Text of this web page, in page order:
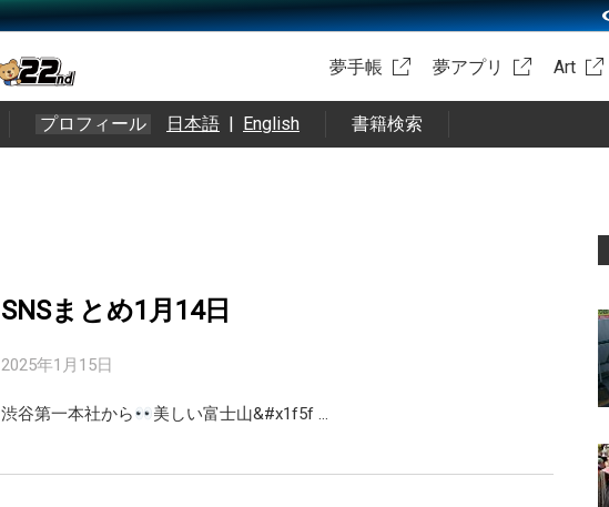
夢手帳 夢アプリ Art
プロフィール 日本語 | English 書籍検索
SNSまとめ1月14日
2025年1月15日
渋谷第一本社から 美しい富士山&#x1f5f …